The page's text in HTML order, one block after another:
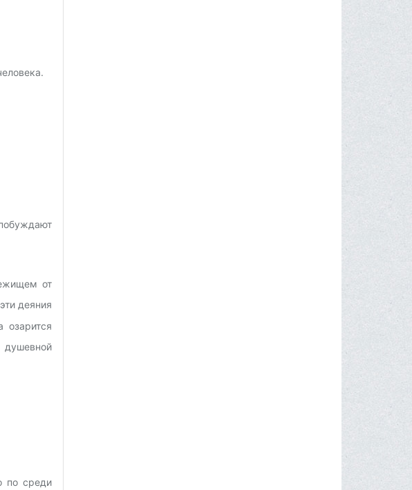
от
деяния
озарится
душевной
по среди